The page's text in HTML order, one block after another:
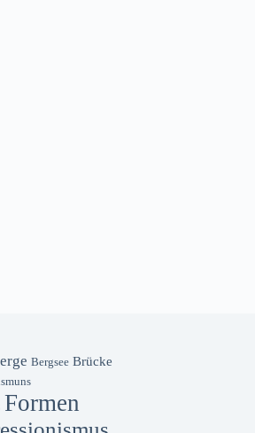
Bergsee Brücke
Formen